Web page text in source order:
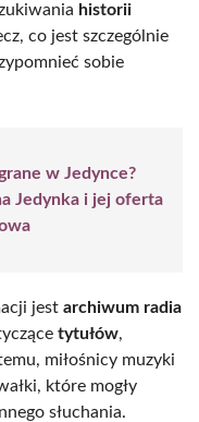
historii
co jest szczególnie
sobie
w Jedynce?
Jedynka i jej oferta
jest archiwum radia
tytułów,
miłośnicy muzyki
które mogły
słuchania.